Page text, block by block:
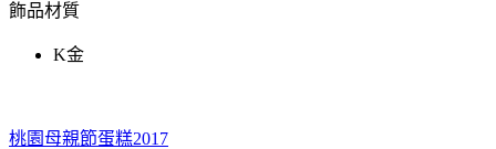
飾品材質
K金
桃園母親節蛋糕2017